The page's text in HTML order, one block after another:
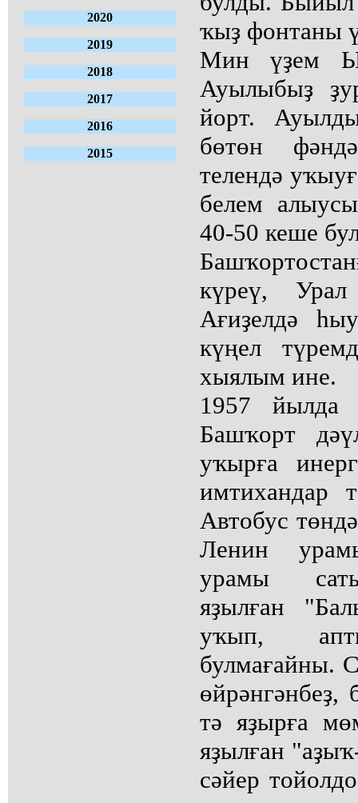
2020
2019
2018
2017
2016
2015
ҡыҙ фонтаны
Мин үҙем
Ауылыбыҙ
йорт.
бөтөн
телендә
белем
40-50 кеше
күреү,
Ағиҙелдә
күңел
хыялым ине.
1957 йылда
Башҡорт
уҡырға
имтихандар
Автобус
Ленин
урамы
яҙылған
уҡып,
булмағайны.
тә яҙырға
яҙылған
сәйер